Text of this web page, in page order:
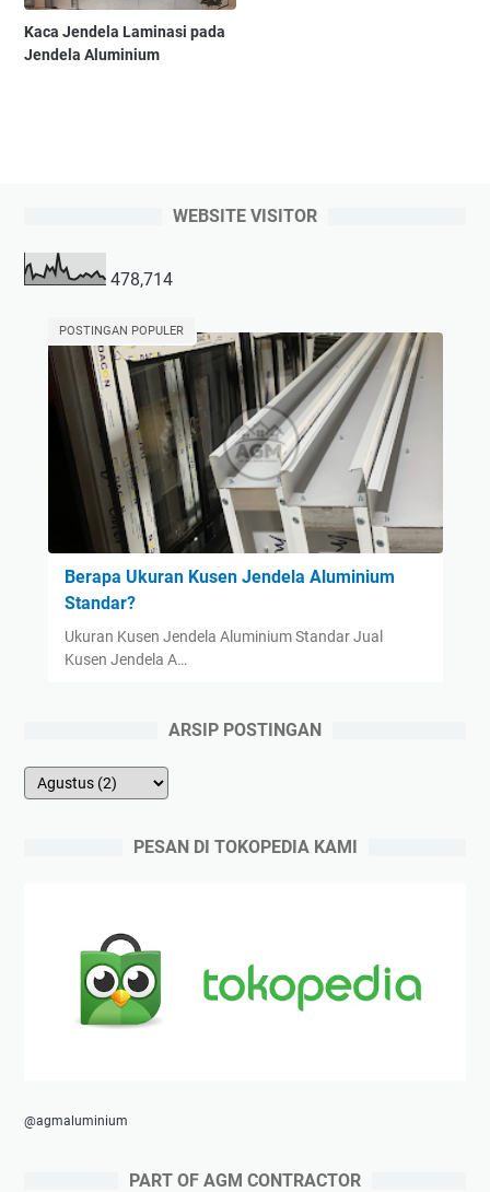
Kaca Jendela Laminasi pada
Jendela Aluminium
WEBSITE VISITOR
478,714
POSTINGAN POPULER
Berapa Ukuran Kusen Jendela Aluminium
Standar?
Ukuran Kusen Jendela Aluminium Standar Jual
Kusen Jendela A…
ARSIP POSTINGAN
PESAN DI TOKOPEDIA KAMI
@agmaluminium
PART OF AGM CONTRACTOR